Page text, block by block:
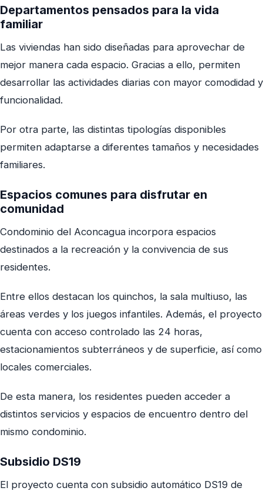
Departamentos pensados para la vida
familiar
Las viviendas han sido diseñadas para aprovechar de
mejor manera cada espacio. Gracias a ello, permiten
desarrollar las actividades diarias con mayor comodidad y
funcionalidad.
Por otra parte, las distintas tipologías disponibles
permiten adaptarse a diferentes tamaños y necesidades
familiares.
Espacios comunes para disfrutar en
comunidad
Condominio del Aconcagua incorpora espacios
destinados a la recreación y la convivencia de sus
residentes.
Entre ellos destacan los quinchos, la sala multiuso, las
áreas verdes y los juegos infantiles. Además, el proyecto
cuenta con acceso controlado las 24 horas,
estacionamientos subterráneos y de superficie, así como
locales comerciales.
De esta manera, los residentes pueden acceder a
distintos servicios y espacios de encuentro dentro del
mismo condominio.
Subsidio DS19
El proyecto cuenta con subsidio automático DS19 de